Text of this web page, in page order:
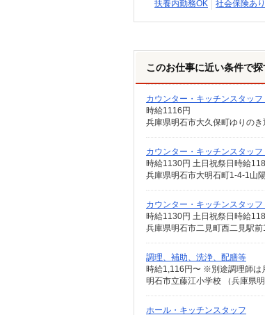
扶養内勤務OK
社会保険あり
このお仕事に近い条件で探
カウンター・キッチンスタッ
時給1116円
兵庫県明石市大久保町ゆりのき
カウンター・キッチンスタッ
時給1130円 土日祝祭日時給
兵庫県明石市大明石町1-4-1山
カウンター・キッチンスタッ
時給1130円 土日祝祭日時給
兵庫県明石市二見町西二見駅
調理、補助、洗浄、配膳等
時給1,116円〜 ※別途調理師は
明石市立藤江小学校 （兵庫県明
ホール・キッチンスタッフ